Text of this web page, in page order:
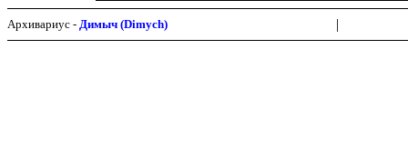
Архивариус - Димыч (Dimych) |